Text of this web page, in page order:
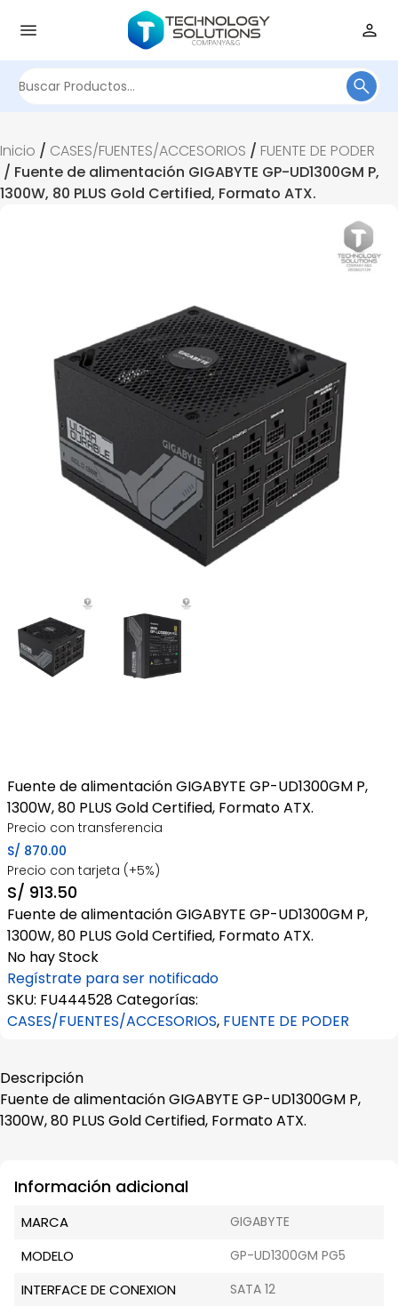
Inicio / CASES/FUENTES/ACCESORIOS / FUENTE DE PODER
/ Fuente de alimentación GIGABYTE GP-UD1300GM P,
1300W, 80 PLUS Gold Certified, Formato ATX.
Fuente de alimentación GIGABYTE GP-UD1300GM P,
1300W, 80 PLUS Gold Certified, Formato ATX.
Precio con transferencia
S/ 870.00
Precio con tarjeta (+5%)
S/ 913.50
Fuente de alimentación GIGABYTE GP-UD1300GM P,
1300W, 80 PLUS Gold Certified, Formato ATX.
No hay Stock
Regístrate para ser notificado
SKU: FU444528Categorías:
CASES/FUENTES/ACCESORIOS, FUENTE DE PODER
Descripción
Fuente de alimentación GIGABYTE GP-UD1300GM P,
1300W, 80 PLUS Gold Certified, Formato ATX.
Información adicional
MARCA GIGABYTE
MODELO GP-UD1300GM PG5
INTERFACE DE CONEXION SATA 12